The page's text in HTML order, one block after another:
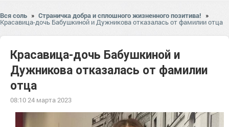
Вся соль » Страничка добра и сплошного жизненного позитива! »
Красавица-дочь Бабушкиной и Дужникова отказалась от фамилии отца
Красавица-дочь Бабушкиной и
Дужникова отказалась от фамилии
отца
08:10 24 марта 2023